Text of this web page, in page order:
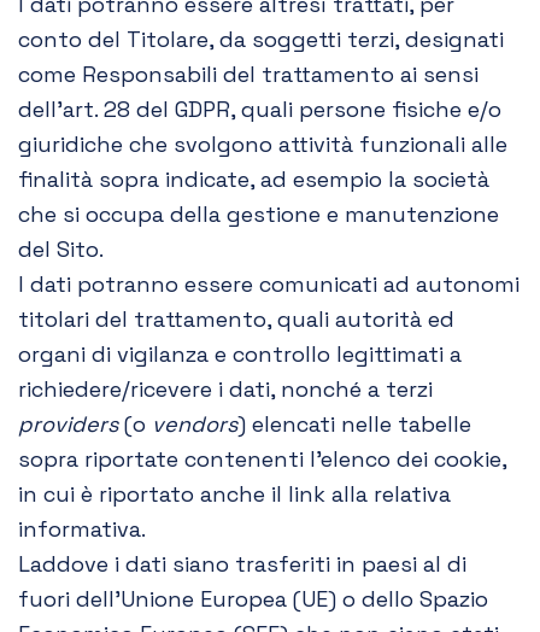
conto del Titolare, da soggetti terzi, designati
come Responsabili del trattamento ai sensi
dell’art. 28 del GDPR, quali persone fisiche e/o
giuridiche che svolgono attività funzionali alle
finalità sopra indicate, ad esempio la società
che si occupa della gestione e manutenzione
del Sito.
I dati potranno essere comunicati ad autonomi
titolari del trattamento, quali autorità ed
organi di vigilanza e controllo legittimati a
richiedere/ricevere i dati, nonché a terzi
providers(o vendors) elencati nelle tabelle
sopra riportate contenenti l’elenco dei cookie,
in cui è riportato anche il link alla relativa
informativa.
Laddove i dati siano trasferiti in paesi al di
fuori dell’Unione Europea (UE) o dello Spazio